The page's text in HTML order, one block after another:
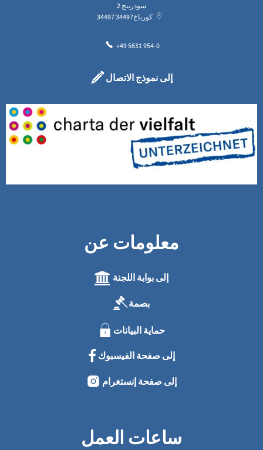
سودرينج 2
34497
كورباخ34497
+49 5631 954-0
إلى نموذج الاتصال
معلومات عن
إلى بوابة اللجنة
بصمة
حماية البيانات
إلى صفحة الفيسبوك
إلى صفحة إنستغرام
ساعات العمل